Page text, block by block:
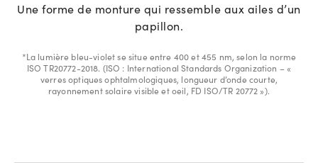
Une forme de monture qui ressemble aux ailes d’un
papillon.
*La lumière bleu-violet se situe entre 400 et 455 nm, selon la norme
ISO TR20772-2018. (ISO : International Standards Organization – «
verres optiques ophtalmologiques, longueur d’onde courte,
rayonnement solaire visible et oeil, FD ISO/TR 20772 »).